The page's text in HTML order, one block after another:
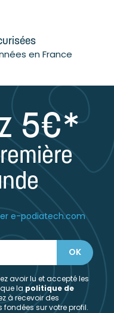
en France
5€*
e-podiatech.com
avoir lu et accepté les
lapolitique de
à recevoir des
sur votre profil.